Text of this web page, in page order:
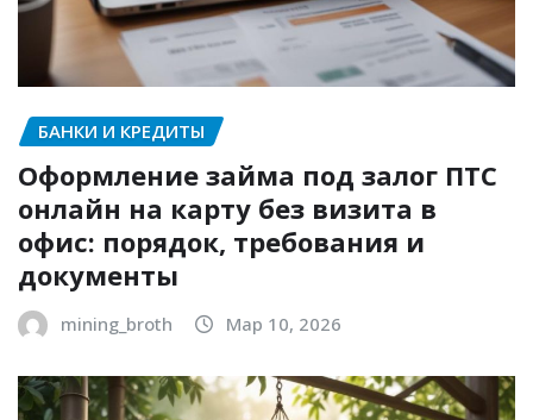
БАНКИ И КРЕДИТЫ
Оформление займа под залог ПТС
онлайн на карту без визита в
офис: порядок, требования и
документы
mining_broth Мар 10, 2026